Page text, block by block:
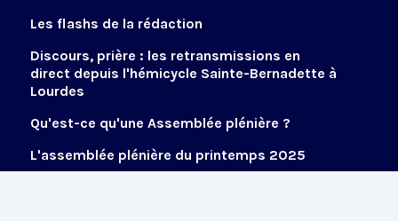
Les flashs de la rédaction
Discours, prière : les retransmissions en
direct depuis l'hémicycle Sainte-Bernadette à
Lourdes
Qu'est-ce qu'une Assemblée plénière ?
L'assemblée plénière du printemps 2025